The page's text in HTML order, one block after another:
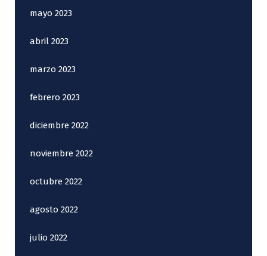
mayo 2023
abril 2023
marzo 2023
febrero 2023
diciembre 2022
noviembre 2022
octubre 2022
agosto 2022
julio 2022